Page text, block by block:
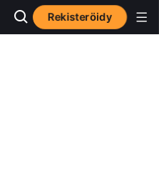
Rekisteröidy